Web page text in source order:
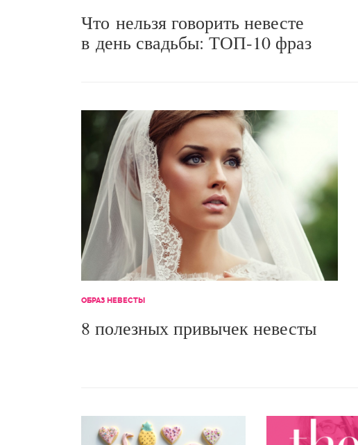
Что нельзя говорить невесте
в день свадьбы: ТОП-10 фраз
ОБРАЗ НЕВЕСТЫ
8 полезных привычек невесты